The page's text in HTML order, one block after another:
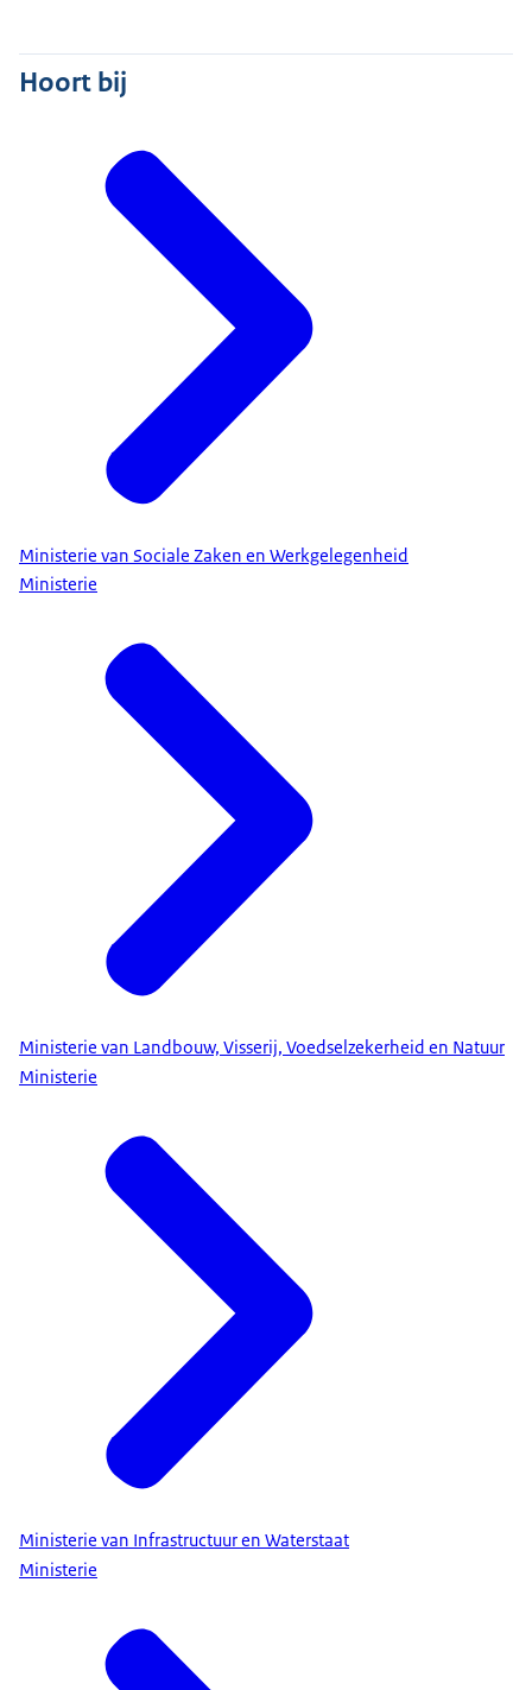
informatie over reizen in de EU voor vluchtelingen uit
Hoort bij
Ministerie van Sociale Zaken en Werkgelegenheid
Ministerie
Ministerie van Landbouw, Visserij, Voedselzekerheid en Natuur
Ministerie
Ministerie van Infrastructuur en Waterstaat
Ministerie